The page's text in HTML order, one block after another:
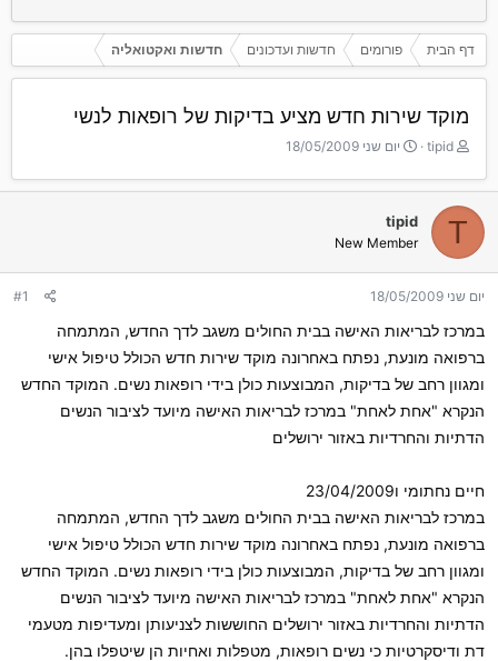
דף הבית פורומים חדשות ועדכונים חדשות ואקטואליה
מוקד שירות חדש מציע בדיקות של רופאות לנשי
T
r
e
a
a
r
e
r
tipid
ת
ר
ך
ה
ל
ה
יום שני 18/05/2009
T
tipid
New Member
יום שני 18/05/2009 #1
במרכז לבריאות האישה בבית החולים משגב לדך החדש, המתמחה
ברפואה מונעת, נפתח באחרונה מוקד שירות חדש הכולל טיפול אישי
ומגוון רחב של בדיקות, המבוצעות כולן בידי רופאות נשים. המוקד החדש
הנקרא "אחת לאחת" במרכז לבריאות האישה מיועד לציבור הנשים
הדתיות והחרדיות באזור ירושלים
חיים נחתומי ו23/04/2009
במרכז לבריאות האישה בבית החולים משגב לדך החדש, המתמחה
ברפואה מונעת, נפתח באחרונה מוקד שירות חדש הכולל טיפול אישי
ומגוון רחב של בדיקות, המבוצעות כולן בידי רופאות נשים. המוקד החדש
הנקרא "אחת לאחת" במרכז לבריאות האישה מיועד לציבור הנשים
הדתיות והחרדיות באזור ירושלים החוששות לצניעותן ומעדיפות מטעמי
דת ודיסקרטיות כי נשים רופאות, מטפלות ואחיות הן שיטפלו בהן.